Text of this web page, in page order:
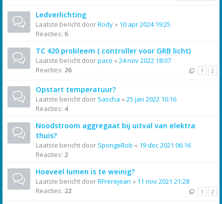
Ledverlichting
Laatste bericht doorRody « 10 apr 2024 19:25
Reacties: 6
TC 420 probleem ( controller voor GRB licht)
Laatste bericht doorpaco « 24 nov 2022 18:07
Reacties: 26 1 2
Opstart temperatuur?
Laatste bericht door Sascha « 25 jan 2022 10:16
Reacties: 4
Noodstroom aggregaat bij uitval van elektra
thuis?
Laatste bericht door SpongeBob « 19 dec 2021 06:16
Reacties: 2
Hoeveel lumen is te weinig?
Laatste bericht doorRFrerejean « 11 nov 2021 21:28
Reacties: 22 1 2